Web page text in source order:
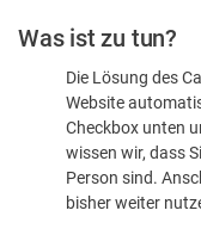
sind
Was ist zu tun?
Die Lösung des
Website
Checkbox unten
wissen wir, dass
Person sind.
bisher weiter